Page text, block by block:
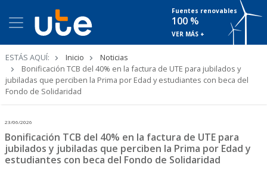
Fuentes renovables
100 %
VER MÁS +
ESTÁS AQUÍ: Inicio
Noticias
Bonificación TCB del 40% en la factura de UTE para jubilados y
jubiladas que perciben la Prima por Edad y estudiantes con beca del
Fondo de Solidaridad
23/06/2026
Bonificación TCB del 40% en la factura de UTE para
jubilados y jubiladas que perciben la Prima por Edad y
estudiantes con beca del Fondo de Solidaridad